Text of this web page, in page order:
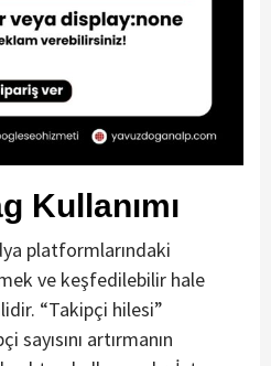
Kullanımı
platformlarındaki
ve keşfedilebilir hale
“Takipçi hilesi”
artırmanın